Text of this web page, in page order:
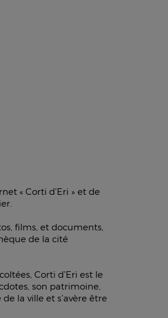
« Corti d’Eri » et de
films, et documents,
de la cité
Corti d’Eri est le
son patrimoine,
la ville et s’avère être